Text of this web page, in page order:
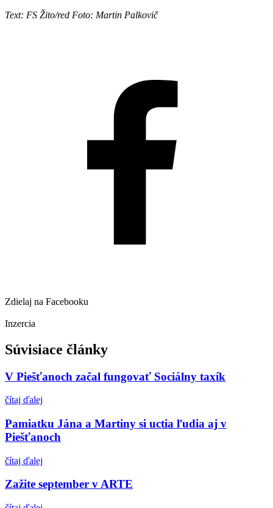
Text: FS Žito/red Foto: Martin Palkovič
Zdielaj na Facebooku
Inzercia
Súvisiace články
V Piešťanoch začal fungovať Sociálny taxík
čítaj ďalej
Pamiatku Jána a Martiny si uctia ľudia aj v
Piešťanoch
čítaj ďalej
Zažite september v ARTE